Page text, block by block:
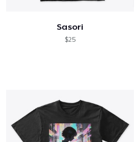
Sasori
$25